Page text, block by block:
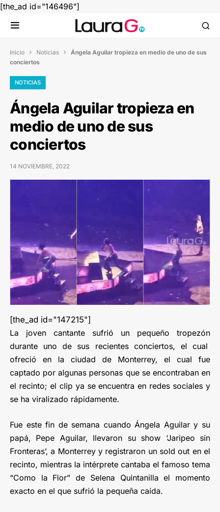
[the_ad id="146496"]
Inicio  Noticias  Ángela Aguilar tropieza en medio de uno de sus
conciertos
NOTICIAS
Ángela Aguilar tropieza en
medio de uno de sus
conciertos
14 NOVIEMBRE, 2022
[the_ad id="147215"]
La joven cantante sufrió un pequeño tropezón
durante uno de sus recientes conciertos, el cual
ofreció en la ciudad de Monterrey, el cual fue
captado por algunas personas que se encontraban en
el recinto; el clip ya se encuentra en redes sociales y
se ha viralizado rápidamente.
Fue este fin de semana cuando Ángela Aguilar y su
papá, Pepe Aguilar, llevaron su show ‘Jaripeo sin
Fronteras’, a Monterrey y registraron un sold out en el
recinto, mientras la intérprete cantaba el famoso tema
“Como la Flor” de Selena Quintanilla el momento
exacto en el que sufrió la pequeña caída.